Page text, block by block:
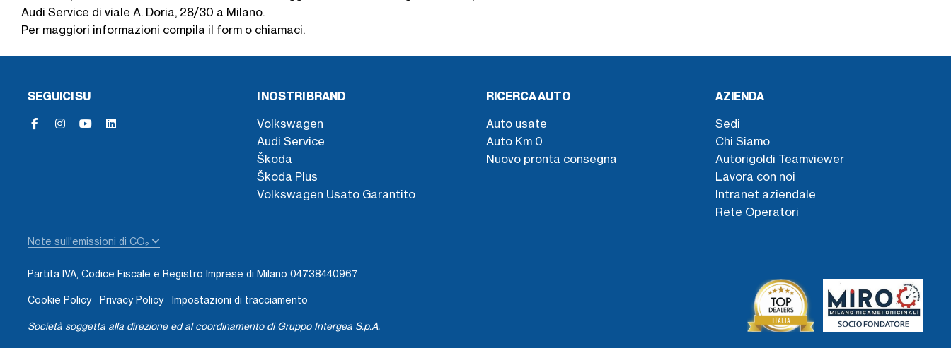
Audi Service di viale A. Doria, 28/30 a Milano.
Per maggiori informazioni compila il form o chiamaci.
SEGUICI SU I NOSTRI BRAND
Volkswagen
Audi Service
Škoda
Škoda Plus
Volkswagen Usato Garantito
RICERCA AUTO
Auto usate
Auto Km 0
Nuovo pronta consegna
AZIENDA
Sedi
Chi Siamo
Autorigoldi Teamviewer
Lavora con noi
Intranet aziendale
Rete Operatori
Note sull'emissioni di CO₂
Partita IVA, Codice Fiscale e Registro Imprese di Milano 04738440967
Cookie Policy Privacy Policy Impostazioni di tracciamento
Società soggetta alla direzione ed al coordinamento di Gruppo Intergea S.p.A.